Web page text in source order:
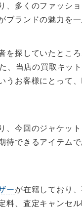
多くのファッシ
ブランドの魅力を
を探していたとこ
、当店の買取キッ
うお客様にとって
、今回のジャケッ
できるアイテム
ーが在籍しており
、査定キャンセ